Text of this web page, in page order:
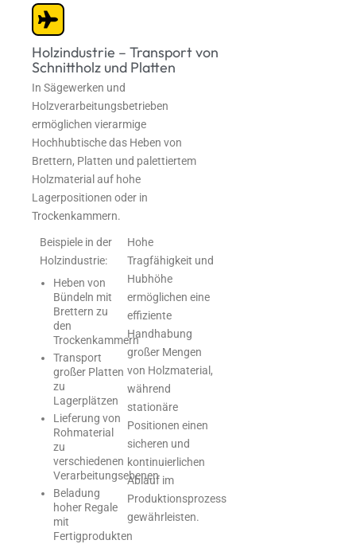
Holzindustrie – Transport von
Schnittholz und Platten
In Sägewerken und
Holzverarbeitungsbetrieben
ermöglichen vierarmige
Hochhubtische das Heben von
Brettern, Platten und palettiertem
Holzmaterial auf hohe
Lagerpositionen oder in
Trockenkammern.
Beispiele in der
Holzindustrie:
Heben von
Bündeln mit
Brettern zu
den
Trockenkammern
Transport
großer Platten
zu
Lagerplätzen
Lieferung von
Rohmaterial
zu
verschiedenen
Verarbeitungsebenen
Beladung
hoher Regale
mit
Fertigprodukten
Hohe
Tragfähigkeit und
Hubhöhe
ermöglichen eine
effiziente
Handhabung
großer Mengen
von Holzmaterial,
während
stationäre
Positionen einen
sicheren und
kontinuierlichen
Ablauf im
Produktionsprozess
gewährleisten.